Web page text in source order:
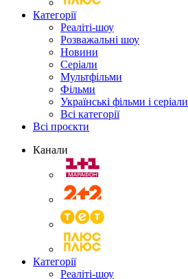
Категорії
Реаліті-шоу
Розважальні шоу
Новини
Серіали
Мультфільми
Фільми
Українські фільми і серіали
Всі категорії
Всі проєкти
Канали
Категорії
Реаліті-шоу